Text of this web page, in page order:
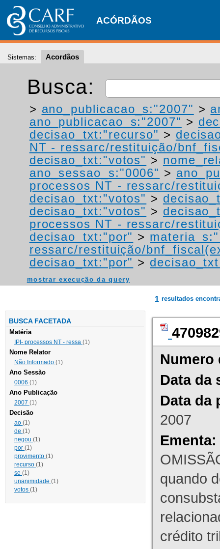
ACÓRDÃOS
Sistemas: Acordãos
Busca:
> ano_publicacao_s:"2007" >
ano_publicacao_s:"2007" >
decisao_txt:"recurso" >
NT - ressarc/restituição/
decisao_txt:"votos" >
ano_sessao_s:"0006" >
processos NT - ressarc/
decisao_txt:"votos" >
decisao_txt:"votos" >
processos NT - ressarc/
decisao_txt:"por" >
ressarc/restituição/
decisao_txt:"por" >
mostrar execução da query
BUSCA FACETADA
Matéria
IPI- processos NT - ressa (1)
Nome Relator
Não Informado (1)
Ano Sessão
0006 (1)
Ano Publicação
2007 (1)
Decisão
ao (1)
de (1)
negou (1)
por (1)
provimento (1)
recurso (1)
se (1)
unanimidade (1)
votos (1)
1 resultados
Numero
Data da
Data da
2007
Ementa:
quando
crédito